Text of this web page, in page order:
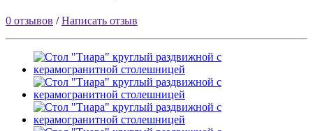
0 отзывов /Написать отзыв